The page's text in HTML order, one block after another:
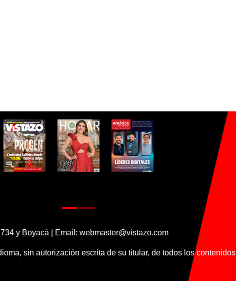
y Boyacá | Email: webmaster@vistazo.com
sin autorización escrita de su titular, de todos los contenidos